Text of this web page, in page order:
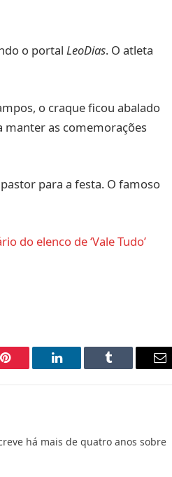
o portal LeoDias. O atleta
o craque ficou abalado
manter as comemorações
para a festa. O famoso
do elenco de ‘Vale Tudo’
Pinterest LinkedIn Tumblr
E-
há mais de quatro anos sobre